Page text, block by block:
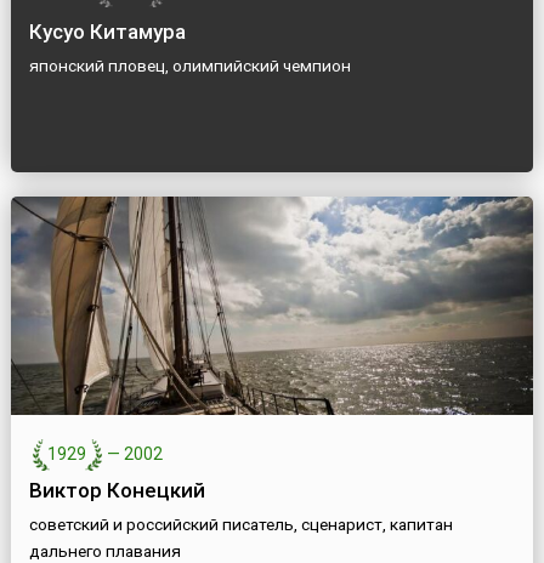
Кусуо Китамура
японский пловец, олимпийский чемпион
1929 — 2002
Виктор Конецкий
советский и российский писатель, сценарист, капитан
дальнего плавания